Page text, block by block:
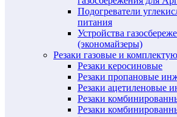
Подогреватели
питания
Устройства
(экономайзеры)
Резаки газовые и
Резаки керосиновые
Резаки пропановые
Резаки ацетиленовые
Резаки
Резаки